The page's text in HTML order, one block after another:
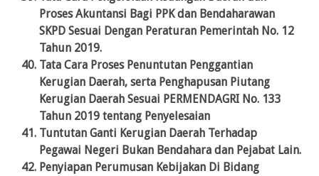
Proses Akuntansi Bagi PPK dan Bendaharawan
SKPD Sesuai Dengan Peraturan Pemerintah No. 12
Tahun 2019.
Tata Cara Proses Penuntutan Penggantian
Kerugian Daerah, serta Penghapusan Piutang
Kerugian Daerah Sesuai PERMENDAGRI No. 133
Tahun 2019 tentang Penyelesaian
Tuntutan Ganti Kerugian Daerah Terhadap
Pegawai Negeri Bukan Bendahara dan Pejabat Lain.
Penyiapan Perumusan Kebijakan Di Bidang